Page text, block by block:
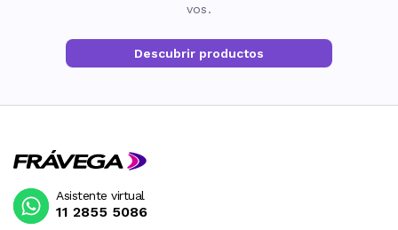
vos.
Descubrir productos
Asistente virtual
11 2855 5086